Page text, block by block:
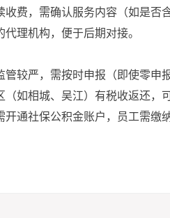
费，需确认服务内容（如是否
理机构，便于后期对接。
管较严，需按时申报（即使零申报
（如相城、吴江）有税收返还，
开通社保公积金账户，员工需缴纳